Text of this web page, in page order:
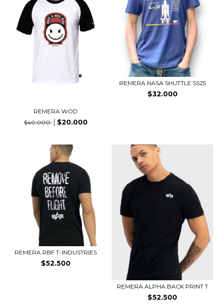
REMERA WOD
$40.000
$20.000
REMERA NASA SHUTTLE SS25
$32.000
REMERA RBF T-INDUSTRIES
$52.500
REMERA ALPHA BACK PRINT T
$52.500